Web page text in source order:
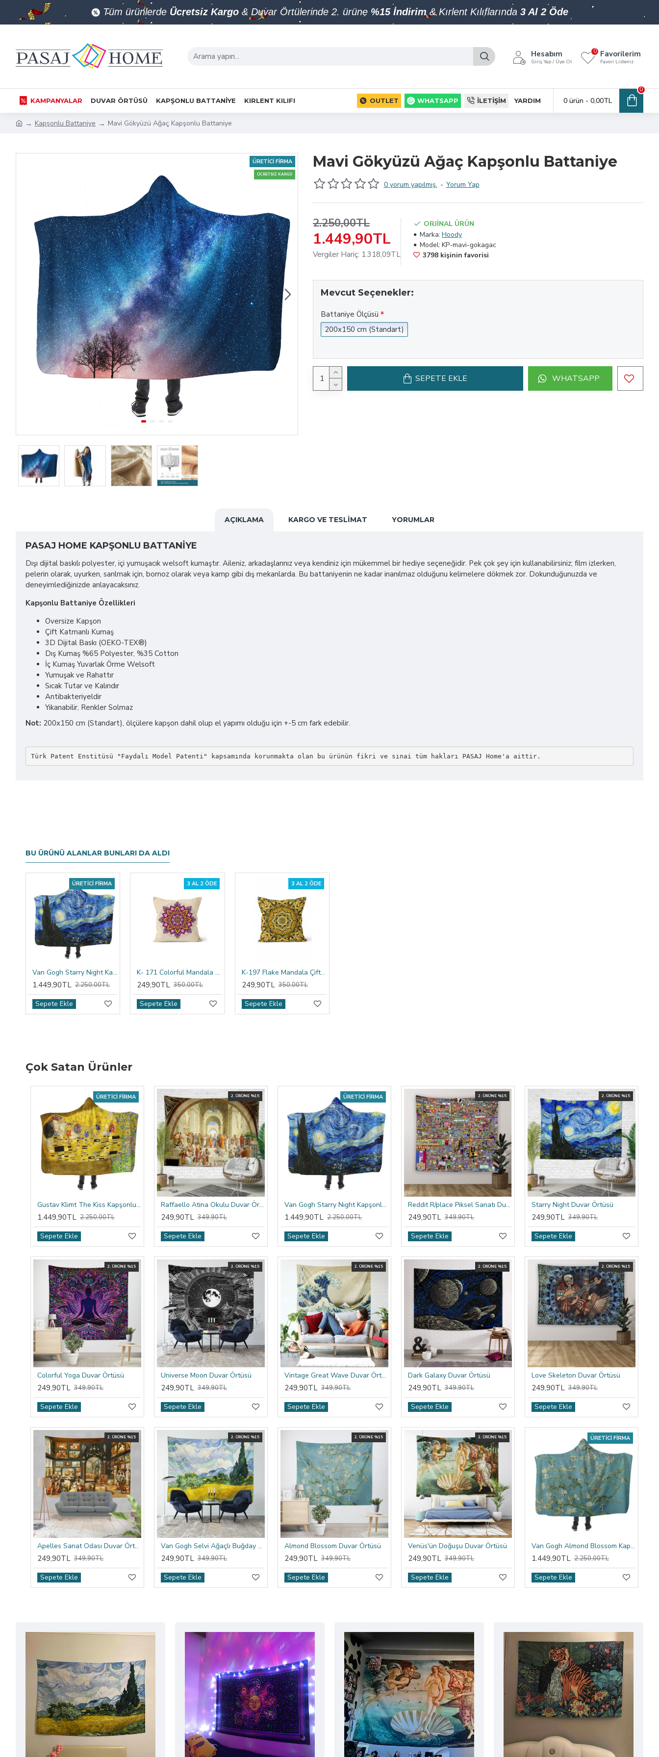
Tüm ürünlerde Ücretsiz Kargo & Duvar Örtülerinde 2. ürüne %15 İndirim& Kırlent Kılıflarında 3 Al 2 Öde
Hesabım
Giriş Yap / Üye Ol
Favorilerim
Favori Listeniz
0
KAMPANYALAR DUVAR ÖRTÜSÜ KAPŞONLU BATTANIYE KIRLENT KILIFI OUTLET WHATSAPP İLETIŞIM YARDIM 0 ürün - 0,00TL
0
Kapşonlu Battaniye Mavi Gökyüzü Ağaç Kapşonlu Battaniye
ÜCRETSIZ KARGO
ÜRETICI FIRMA Mavi Gökyüzü Ağaç Kapşonlu Battaniye
0 yorum yapılmış. - Yorum Yap
1.449,90TL
2.250,00TL
Vergiler Hariç: 1.318,09TL
ORJİNAL ÜRÜN
Marka: Hoody
Model: KP-mavi-gokagac
3798 kişinin favorisi
Mevcut Seçenekler:
Battaniye Ölçüsü
200x150 cm (Standart)
SEPETE EKLE WHATSAPP
AÇIKLAMA KARGO VE TESLIMAT YORUMLAR
PASAJ HOME KAPŞONLU BATTANIYE
Dışı dijital baskılı polyester, içi yumuşacık welsoft kumaştır. Aileniz, arkadaşlarınız veya kendiniz için mükemmel bir hediye seçeneğidir. Pek çok şey için kullanabilirsiniz; film izlerken,
pelerin olarak, uyurken, sarılmak için, bornoz olarak veya kamp gibi dış mekanlarda. Bu battaniyenin ne kadar inanılmaz olduğunu kelimelere dökmek zor. Dokunduğunuzda ve
deneyimlediğinizde anlayacaksınız.
Kapşonlu Battaniye Özellikleri
Oversize Kapşon
Çift Katmanlı Kumaş
3D Dijital Baskı (OEKO-TEX®)
Dış Kumaş %65 Polyester, %35 Cotton
İç Kumaş Yuvarlak Örme Welsoft
Yumuşak ve Rahattır
Sıcak Tutar ve Kalındır
Antibakteriyeldir
Yıkanabilir, Renkler Solmaz
Not: 200x150 cm (Standart), ölçülere kapşon dahil olup el yapımı olduğu için +-5 cm fark edebilir.
Türk Patent Enstitüsü "Faydalı Model Patenti" kapsamında korunmakta olan bu ürünün fikri ve sınai tüm hakları PASAJ Home'a aittir.
BU ÜRÜNÜ ALANLAR BUNLARI DA ALDI
ÜRETICI FIRMA
Van Gogh Starry Night Kapşonlu Battaniye
1.449,90TL 2.250,00TL
Sepete Ekle
3 AL 2 ÖDE
K- 171 Colorful Mandala Tribal Çift Tarafı Baskılı Kırlent Kılıfı
249,90TL 350,00TL
Sepete Ekle
3 AL 2 ÖDE
K-197 Flake Mandala Çift Tarafı Baskılı Kırlent Kılıfı
249,90TL 350,00TL
Sepete Ekle
Çok Satan Ürünler
ÜRETICI FIRMA
Gustav Klimt The Kiss Kapşonlu Battaniye
1.449,90TL 2.250,00TL
Sepete Ekle
2. ÜRÜNE %15
Raffaello Atina Okulu Duvar Örtüsü
249,90TL 349,90TL
Sepete Ekle
ÜRETICI FIRMA
Van Gogh Starry Night Kapşonlu Battaniye
1.449,90TL 2.250,00TL
Sepete Ekle
2. ÜRÜNE %15
Reddit R/place Piksel Sanatı Duvar Örtüsü
249,90TL 349,90TL
Sepete Ekle
2. ÜRÜNE %15
Starry Night Duvar Örtüsü
249,90TL 349,90TL
Sepete Ekle
2. ÜRÜNE %15
Colorful Yoga Duvar Örtüsü
249,90TL 349,90TL
Sepete Ekle
2. ÜRÜNE %15
Universe Moon Duvar Örtüsü
249,90TL 349,90TL
Sepete Ekle
2. ÜRÜNE %15
Vintage Great Wave Duvar Örtüsü
249,90TL 349,90TL
Sepete Ekle
2. ÜRÜNE %15
Dark Galaxy Duvar Örtüsü
249,90TL 349,90TL
Sepete Ekle
2. ÜRÜNE %15
Love Skeleton Duvar Örtüsü
249,90TL 349,90TL
Sepete Ekle
2. ÜRÜNE %15
Apelles Sanat Odası Duvar Örtüsü
249,90TL 349,90TL
Sepete Ekle
2. ÜRÜNE %15
Van Gogh Selvi Ağaçlı Buğday Tarlası Duvar Örtüsü
249,90TL 349,90TL
Sepete Ekle
2. ÜRÜNE %15
Almond Blossom Duvar Örtüsü
249,90TL 349,90TL
Sepete Ekle
2. ÜRÜNE %15
Venüs'ün Doğuşu Duvar Örtüsü
249,90TL 349,90TL
Sepete Ekle
ÜRETICI FIRMA
Van Gogh Almond Blossom Kapşonlu Battaniye
1.449,90TL 2.250,00TL
Sepete Ekle